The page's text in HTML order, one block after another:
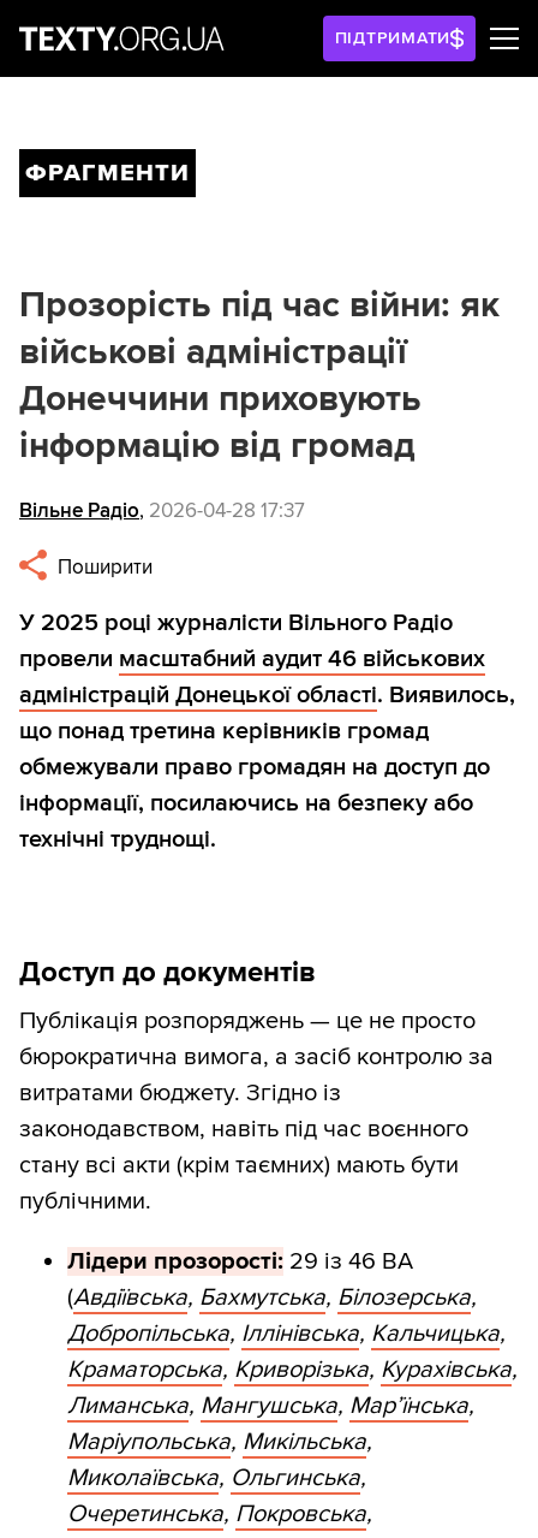
ПІДТРИМАТИ
ФРАГМЕНТИ
Прозорість під час війни: як
військові адміністрації
Донеччини приховують
інформацію від громад
Вільне Радіо, 2026-04-28 17:37
Поширити
У 2025 році журналісти Вільного Радіо
провели масштабний аудит 46 військових
адміністрацій Донецької області. Виявилось,
що понад третина керівників громад
обмежували право громадян на доступ до
інформації, посилаючись на безпеку або
технічні труднощі.
Доступ до документів
Публікація розпоряджень — це не просто
бюрократична вимога, а засіб контролю за
витратами бюджету. Згідно із
законодавством, навіть під час воєнного
стану всі акти (крім таємних) мають бути
публічними.
Лідери прозорості: 29 із 46 ВА
(Авдіївська, Бахмутська, Білозерська,
Добропільська, Іллінівська, Кальчицька,
Краматорська, Криворізька, Курахівська,
Лиманська, Мангушська, Мар’їнська,
Маріупольська, Микільська,
Миколаївська, Ольгинська,
Очеретинська, Покровська,